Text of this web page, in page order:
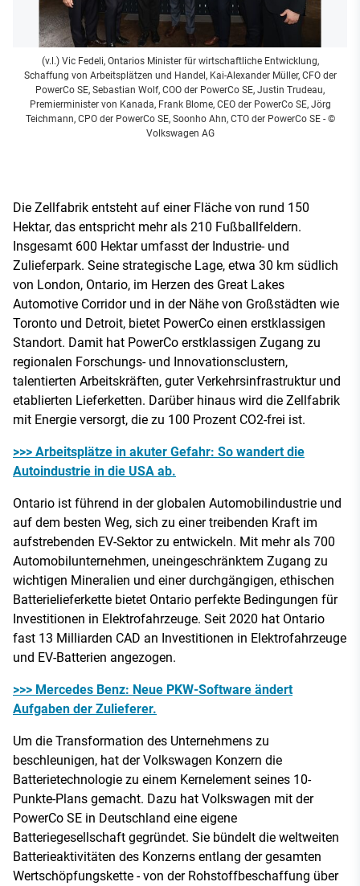
(v.l.) Vic Fedeli, Ontarios Minister für wirtschaftliche Entwicklung,
Schaffung von Arbeitsplätzen und Handel, Kai-Alexander Müller, CFO der
PowerCo SE, Sebastian Wolf, COO der PowerCo SE, Justin Trudeau,
Premierminister von Kanada, Frank Blome, CEO der PowerCo SE, Jörg
Teichmann, CPO der PowerCo SE, Soonho Ahn, CTO der PowerCo SE- ©
Volkswagen AG
Die Zellfabrik entsteht auf einer Fläche von rund 150
Hektar, das entspricht mehr als 210 Fußballfeldern.
Insgesamt 600 Hektar umfasst der Industrie- und
Zulieferpark. Seine strategische Lage, etwa 30 km südlich
von London, Ontario, im Herzen des Great Lakes
Automotive Corridor und in der Nähe von Großstädten wie
Toronto und Detroit, bietet PowerCo einen erstklassigen
Standort. Damit hat PowerCo erstklassigen Zugang zu
regionalen Forschungs- und Innovationsclustern,
talentierten Arbeitskräften, guter Verkehrsinfrastruktur und
etablierten Lieferketten. Darüber hinaus wird die Zellfabrik
mit Energie versorgt, die zu 100 Prozent CO2-frei ist.
>>> Arbeitsplätze in akuter Gefahr: So wandert die
Autoindustrie in die USA ab.
Ontario ist führend in der globalen Automobilindustrie und
auf dem besten Weg, sich zu einer treibenden Kraft im
aufstrebenden EV-Sektor zu entwickeln. Mit mehr als 700
Automobilunternehmen, uneingeschränktem Zugang zu
wichtigen Mineralien und einer durchgängigen, ethischen
Batterielieferkette bietet Ontario perfekte Bedingungen für
Investitionen in Elektrofahrzeuge. Seit 2020 hat Ontario
fast 13 Milliarden CAD an Investitionen in Elektrofahrzeuge
und EV-Batterien angezogen.
>>> Mercedes Benz: Neue PKW-Software ändert
Aufgaben der Zulieferer.
Um die Transformation des Unternehmens zu
beschleunigen, hat der Volkswagen Konzern die
Batterietechnologie zu einem Kernelement seines 10-
Punkte-Plans gemacht. Dazu hat Volkswagen mit der
PowerCo SE in Deutschland eine eigene
Batteriegesellschaft gegründet. Sie bündelt die weltweiten
Batterieaktivitäten des Konzerns entlang der gesamten
Wertschöpfungskette - von der Rohstoffbeschaffung über